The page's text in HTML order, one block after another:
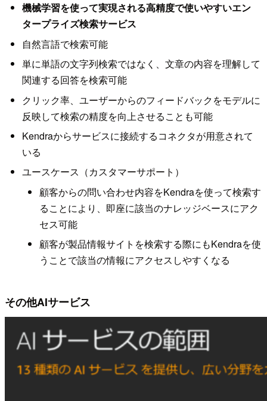
機械学習を使って実現される高精度で使いやすいエン
タープライズ検索サービス
自然言語で検索可能
単に単語の文字列検索ではなく、文章の内容を理解して
関連する回答を検索可能
クリック率、ユーザーからのフィードバックをモデルに
反映して検索の精度を向上させることも可能
Kendraからサービスに接続するコネクタが用意されて
いる
ユースケース（カスタマーサポート）
顧客からの問い合わせ内容をKendraを使って検索す
ることにより、即座に該当のナレッジベースにアク
セス可能
顧客が製品情報サイトを検索する際にもKendraを使
うことで該当の情報にアクセスしやすくなる
その他AIサービス